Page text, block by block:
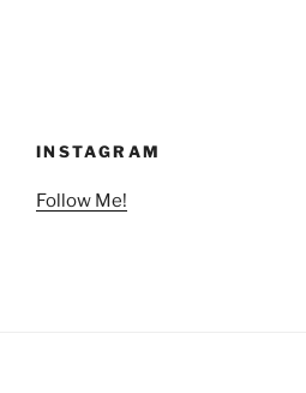
INSTAGRAM
Follow Me!